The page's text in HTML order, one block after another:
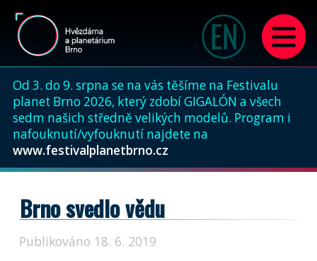
Od 3. do 9. srpna se na vás těšíme na Festivalu
planet Brno 2026, který zdobí GIGALÓN a všech
sedm našich středně velikých modelů. Program i
nafouknutí/vyfouknutí najdete na
www.festivalplanetbrno.cz
Brno svedlo vědu
Publikováno 18. 6. 2019